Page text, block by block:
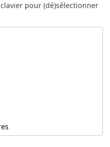
pour (dé)sélectionner